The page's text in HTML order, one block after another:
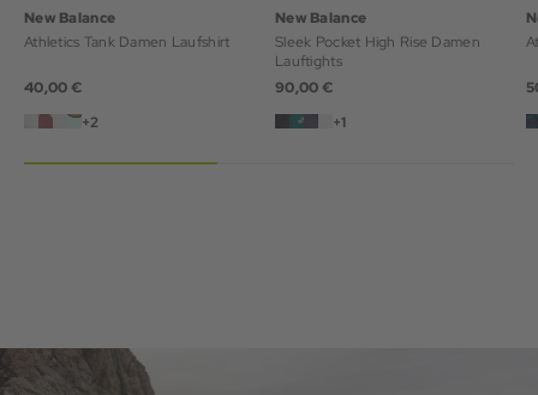
New Balance
Athletics Tank Damen Laufshirt
40,00 €
+2
New Balance
Sleek Pocket High Rise Damen
Lauftights
90,00 €
+1